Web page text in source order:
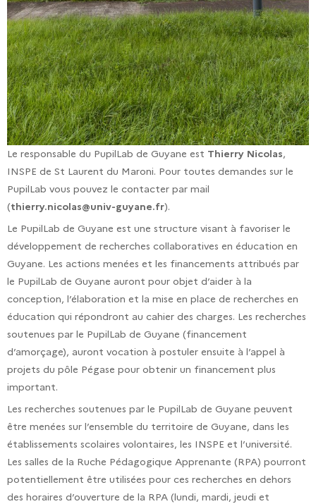
Le responsable du PupilLab de Guyane est Thierry Nicolas,
INSPE de St Laurent du Maroni. Pour toutes demandes sur le
PupilLab vous pouvez le contacter par mail
(thierry.nicolas@univ-guyane.fr).
Le PupilLab de Guyane est une structure visant à favoriser le
développement de recherches collaboratives en éducation en
Guyane. Les actions menées et les financements attribués par
le PupilLab de Guyane auront pour objet d’aider à la
conception, l’élaboration et la mise en place de recherches en
éducation qui répondront au cahier des charges. Les recherches
soutenues par le PupilLab de Guyane (financement
d’amorçage), auront vocation à postuler ensuite à l’appel à
projets du pôle Pégase pour obtenir un financement plus
important.
Les recherches soutenues par le PupilLab de Guyane peuvent
être menées sur l’ensemble du territoire de Guyane, dans les
établissements scolaires volontaires, les INSPE et l’université.
Les salles de la Ruche Pédagogique Apprenante (RPA) pourront
potentiellement être utilisées pour ces recherches en dehors
des horaires d’ouverture de la RPA (lundi, mardi, jeudi et